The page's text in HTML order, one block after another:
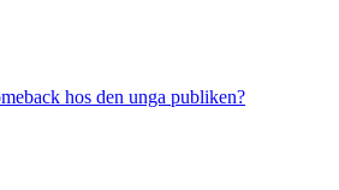
hos den unga publiken?